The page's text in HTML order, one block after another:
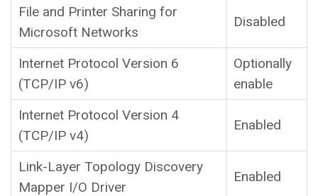
File and Printer Sharing for
Microsoft Networks
Disabled
Internet Protocol Version 6
(TCP/IP v6)
Optionally
enable
Internet Protocol Version 4
(TCP/IP v4)
Enabled
Link-Layer Topology Discovery
Mapper I/O Driver
Enabled